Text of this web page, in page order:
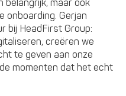
belangrijk, maar ook
onboarding. Gerjan
bij HeadFirst Group:
creëren we
te geven aan onze
momenten dat het echt